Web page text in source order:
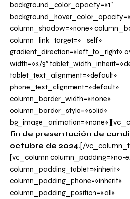
background_color_opacity=»1″
column_shadow=»none»
column_link_target=»_self»
gradient_direction=»left_to_right»
width=»2/3″
tablet_text_alignment=»default»
phone_text_alignment=»default»
column_border_width=»none»
column_border_style=»solid»
fin de presentación de
octubre de 2024.[/
[vc_column column_padding=»no-
column_padding_tablet=»inherit»
column_padding_phone=»inherit»
column_padding_position=»all»